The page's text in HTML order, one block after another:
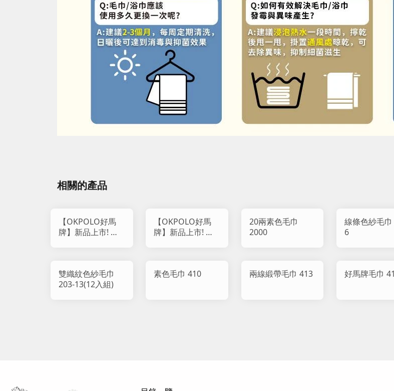
相關的產品
【OKPOLO好馬
牌】新品上市! 柔
【OKPOLO好馬
牌】新品上市! 虎
20兩素色毛巾
2000
線條色紗毛
6
雙織紋色紗毛巾
203-13(12入組)
素色毛巾 410 兩線緞帶毛巾 413 好馬牌毛巾